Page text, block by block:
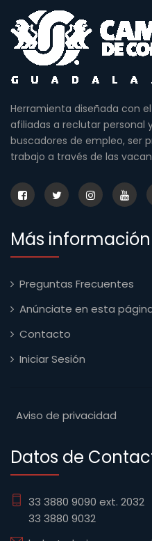
Herramienta diseñada con
afiliadas a reclutar personal
buscadores de empleo, ser
trabajo a través de las
Más información
Preguntas Frecuentes
Anúnciate en esta
Contacto
Iniciar Sesión
Aviso de privacidad
Datos de
33 3880 9090 ext. 2032
33 3880 9032